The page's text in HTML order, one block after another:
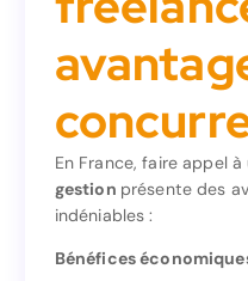
En France, faire appel à
gestion présente des
indéniables :
Bénéfices
spécialisé en
présente des